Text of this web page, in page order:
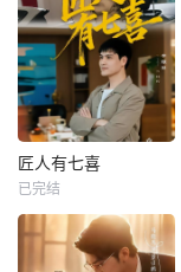
匠人有七喜
已完结